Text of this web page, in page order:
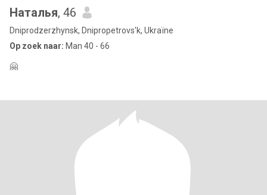
Наталья, 46
Dniprodzerzhynsk, Dnipropetrovs'k, Ukraïne
Op zoek naar: Man 40 - 66
🤗